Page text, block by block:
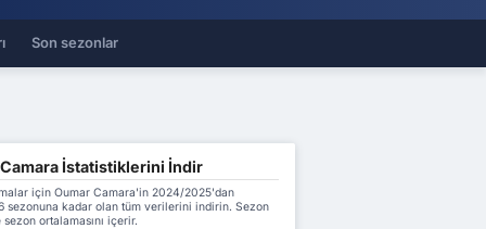
Son sezonlar
İstatistiklerini İndir
için Oumar Camara'in 2024/2025'dan
sezonuna kadar olan tüm verilerini indirin. Sezon
sezon ortalamasını içerir.